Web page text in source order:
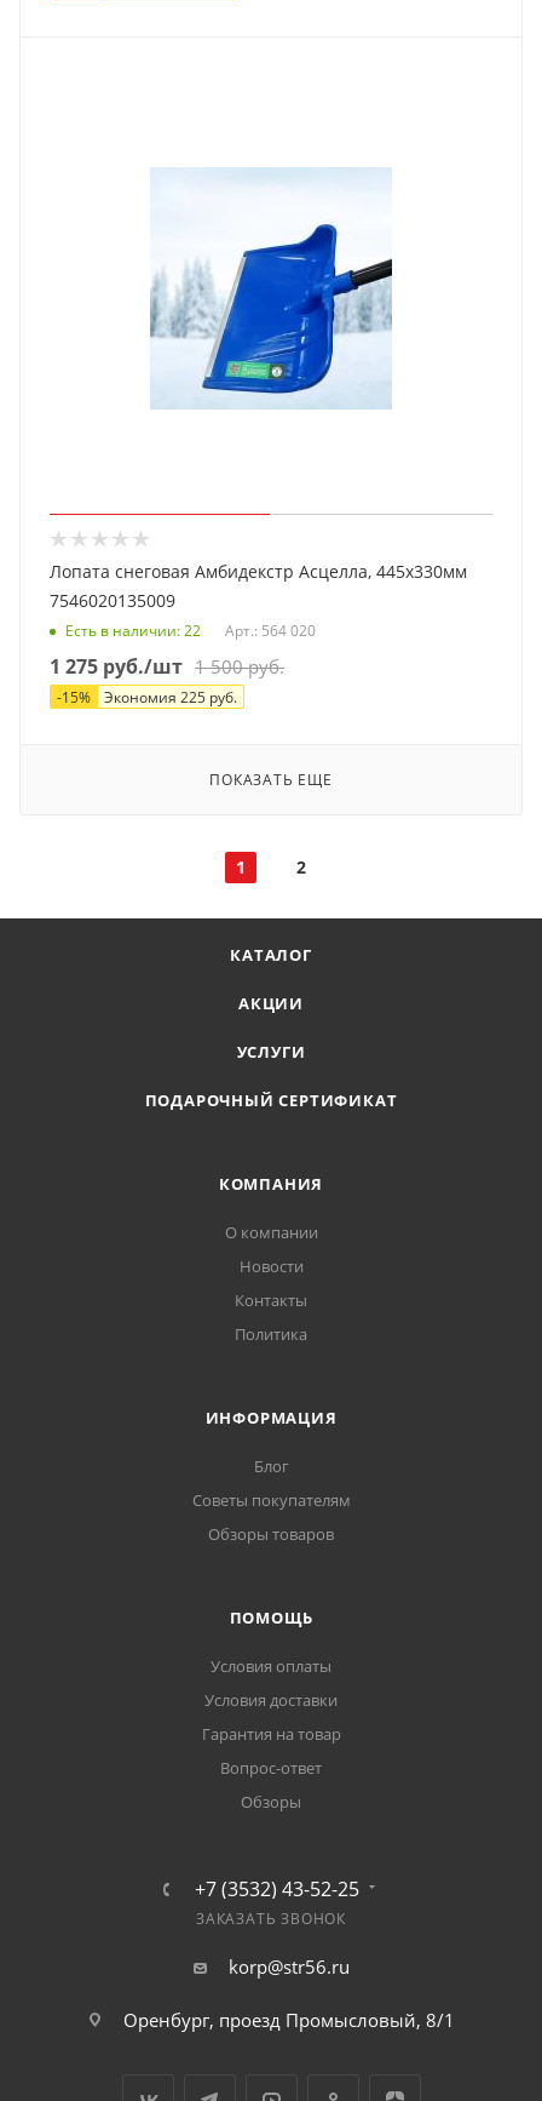
Лопата снеговая Амбидекстр Асцелла, 445х330мм
7546020135009
Есть в наличии: 22 Арт.: 564 020
1 275 руб./шт 1 500руб.
-15% Экономия 225 руб.
ПОКАЗАТЬ ЕЩЕ
1 2
КАТАЛОГ
АКЦИИ
УСЛУГИ
ПОДАРОЧНЫЙ СЕРТИФИКАТ
КОМПАНИЯ
О компании
Новости
Контакты
Политика
ИНФОРМАЦИЯ
Блог
Советы покупателям
Обзоры товаров
ПОМОЩЬ
Условия оплаты
Условия доставки
Гарантия на товар
Вопрос-ответ
Обзоры
+7 (3532) 43-52-25
ЗАКАЗАТЬ ЗВОНОК
korp@str56.ru
Оренбург, проезд Промысловый, 8/1